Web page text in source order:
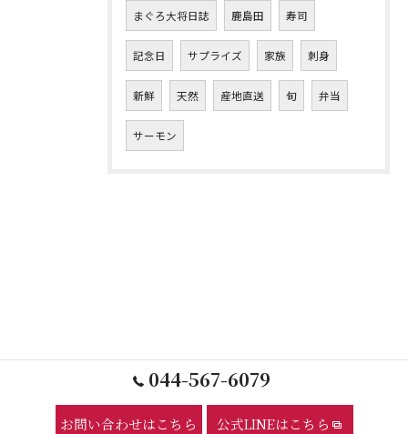
まぐろ大将日誌 鹿島田 寿司
記念日 サプライズ 家族 刺身
新鮮 天然 産地直送 旬 弁当
サーモン
044-567-6079
お問い合わせはこちら 公式LINEはこちら